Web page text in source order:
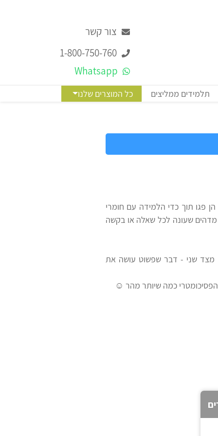
צור קשר
1-800-750-760
תלמידים ממליצים כל המוצרים שלנו
פגו תוך כדי הלמידה עם חומרי
מדהים שעונה לכל שאלה או בקשה
מצד שני - דבר שפשוט עושה את
כמה שיותר מהר ☺